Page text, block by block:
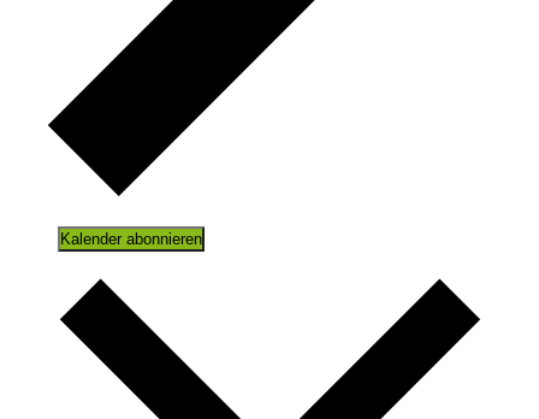
Kalender abonnieren